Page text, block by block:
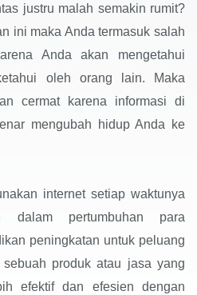
justru malah semakin rumit?
ini maka Anda termasuk salah
Anda akan mengetahui
oleh orang lain. Maka
cermat karena informasi di
mengubah hidup Anda ke
internet setiap waktunya
dalam pertumbuhan para
peningkatan untuk peluang
produk atau jasa yang
efektif dan efesien dengan